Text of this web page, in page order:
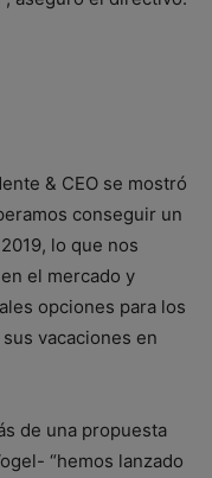
& CEO se mostró
conseguir un
lo que nos
el mercado y
opciones para los
vacaciones en
de una propuesta
“hemos lanzado